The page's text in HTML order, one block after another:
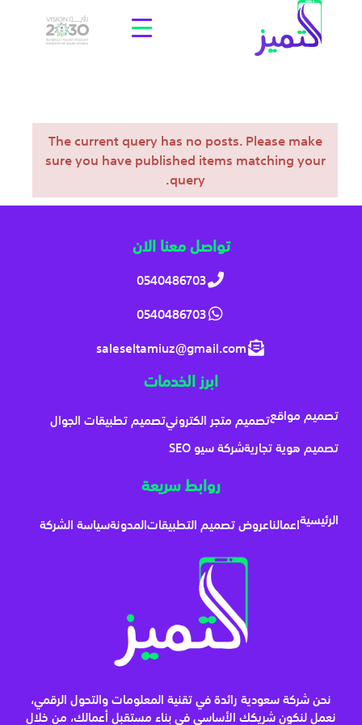
The current query has no posts. Please make
sure you have published items matching your
query.
تواصل معنا الان
0540486703
0540486703
saleseltamiuz@gmail.com
ابرز الخدمات
تصميم مواقعتصميم متجر الكترونيتصميم تطبيقات الجوال
تصميم هوية تجاريةشركة سيو SEO
روابط سريعة
الرئيسيةاعمالناعروض تصميم التطبيقاتالمدونةسياسة الشركة
نحن شركة سعودية رائدة في تقنية المعلومات والتحول الرقمي،
نعمل لنكون شريكك الأساسي في بناء مستقبل أعمالك، من خلال